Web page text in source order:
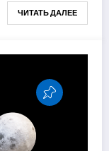
ЧИТАТЬ ДАЛЕЕ